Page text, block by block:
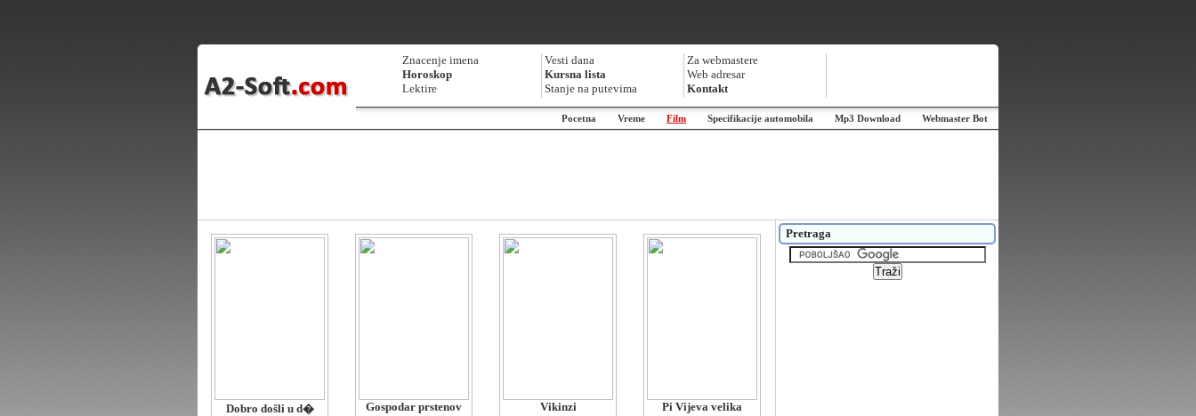
Znacenje imena
Horoskop
Lektire
Vesti dana
Kursna lista
Stanje na putevima
Za webmastere
Web adresar
Kontakt
Pocetna Vreme Film Specifikacije automobila Mp3 Download Webmaster Bot
Dobro došli u d� Gospodar prstenov Vikinzi Pi Vijeva velika
Pretraga